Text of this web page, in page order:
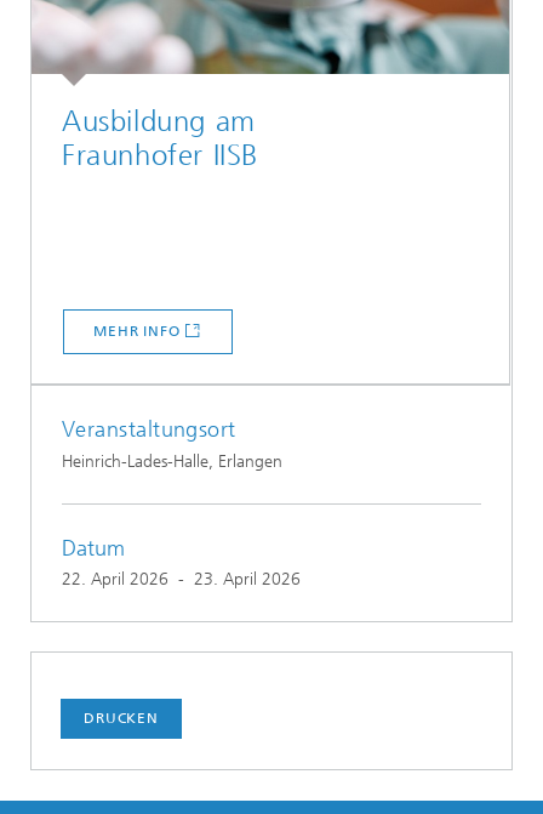
Ausbildung am
Fraunhofer IISB
MEHR INFO
Veranstaltungsort
Heinrich-Lades-Halle, Erlangen
Datum
22. April 2026 - 23. April 2026
DRUCKEN